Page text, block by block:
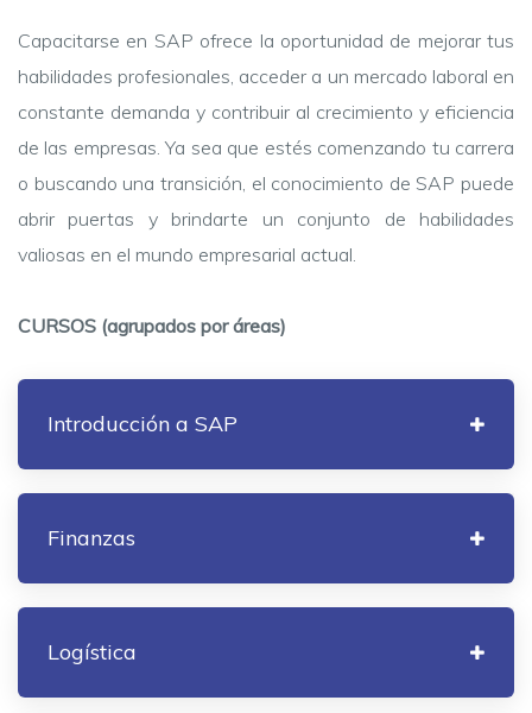
Capacitarse en SAP ofrece la oportunidad de mejorar tus
habilidades profesionales, acceder a un mercado laboral en
constante demanda y contribuir al crecimiento y eficiencia
de las empresas. Ya sea que estés comenzando tu carrera
o buscando una transición, el conocimiento de SAP puede
abrir puertas y brindarte un conjunto de habilidades
valiosas en el mundo empresarial actual.
CURSOS (agrupados por áreas)
Introducción a SAP
Finanzas
Logística